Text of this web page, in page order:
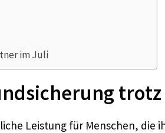
im Juli
Leistung für Menschen, die